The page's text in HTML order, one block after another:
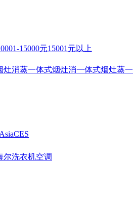
15000元15001元以上
灶消蒸一体式烟灶消一体式烟灶蒸
CES
尔洗衣机空调